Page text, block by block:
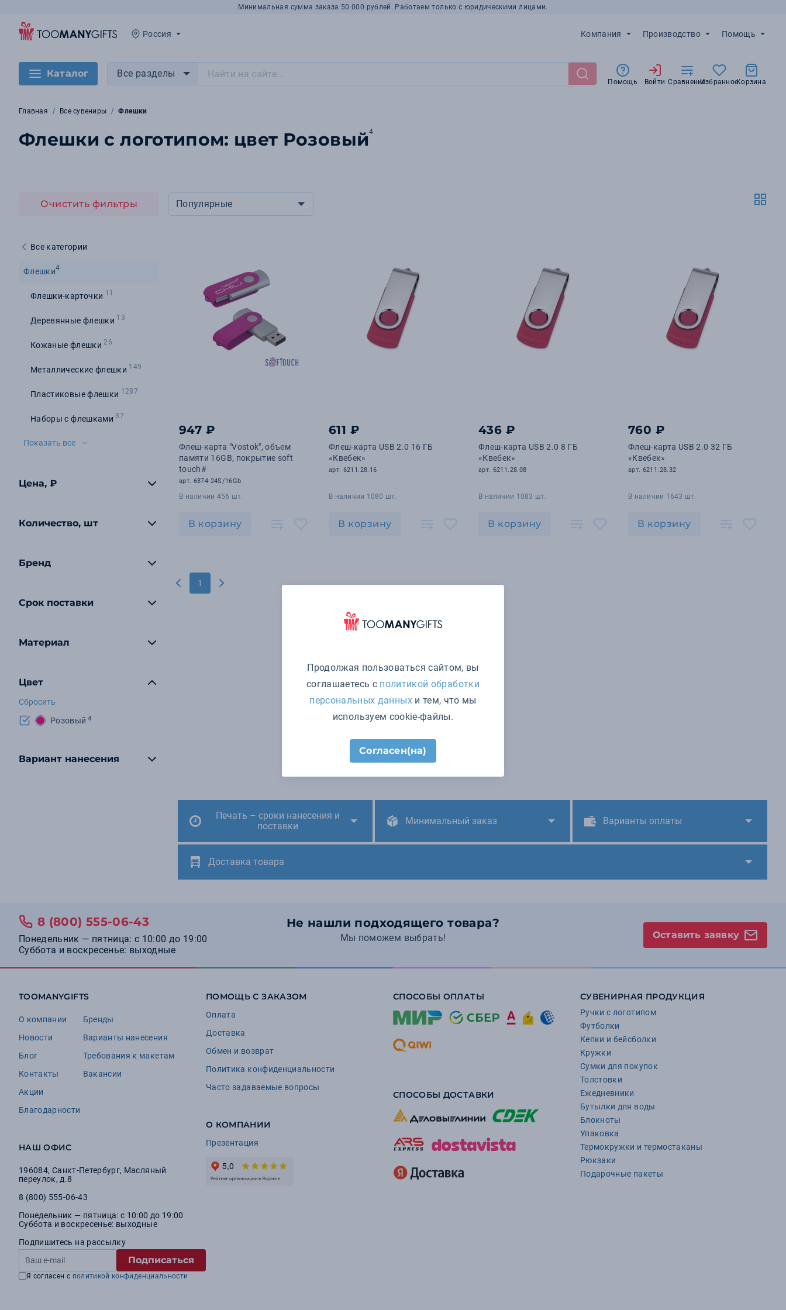
Минимальная сумма заказа 50 000 рублей. Работаем только с юридическими лицами.
Россия Компания Производство Помощь
Каталог Все разделы
Помощь Войти СравнениеИзбранноеКорзина
Главная Все сувениры Флешки
Флешки с логотипом: цвет Розовый4
Очистить фильтры
Все категории
Флешки4
Флешки-карточки 11
Деревянные флешки 13
Кожаные флешки26
Металлические флешки 149
Пластиковые флешки 1287
Наборы с флешками 37
Показать все
Цена, ₽
Количество, шт
Бренд
Срок поставки
Материал
Цвет
Сбросить
Розовый 4
Вариант нанесения
Популярные
947 ₽
Флеш-карта "Vostok", объем
памяти 16GB, покрытие soft
touch#
арт. 6874-24S/16Gb
В наличии 456 шт.
В корзину
611 ₽
Флеш-карта USB 2.0 16 ГБ
«Квебек»
арт. 6211.28.16
В наличии 1080 шт.
В корзину
436 ₽
Флеш-карта USB 2.0 8 ГБ
«Квебек»
арт. 6211.28.08
В наличии 1083 шт.
В корзину
760 ₽
Флеш-карта USB 2.0 32 ГБ
«Квебек»
арт. 6211.28.32
В наличии 1643 шт.
В корзину
1
Печать – сроки нанесения и
поставки
Минимальный заказ Варианты оплаты
Доставка товара
Не нашли подходящего товара?
Мы поможем выбрать!
8 (800) 555-06-43
Понедельник — пятница: с 10:00 до 19:00
Суббота и воскресенье: выходные
Оставить заявку
TOOMANYGIFTS
О компании
Новости
Блог
Контакты
Акции
Благодарности
Бренды
Варианты нанесения
Требования к макетам
Вакансии
НАШ ОФИС
196084, Санкт-Петербург, Масляный
переулок, д.8
8 (800) 555-06-43
Понедельник — пятница: с 10:00 до 19:00
Суббота и воскресенье: выходные
Подпишитесь на рассылку
Подписаться
Я согласен с политикой конфиденциальности
ПОМОЩЬ С ЗАКАЗОМ
Оплата
Доставка
Обмен и возврат
Политика конфиденциальности
Часто задаваемые вопросы
О КОМПАНИИ
Презентация
СПОСОБЫ ОПЛАТЫ
СПОСОБЫ ДОСТАВКИ
СУВЕНИРНАЯ ПРОДУКЦИЯ
Ручки с логотипом
Футболки
Кепки и бейсболки
Кружки
Сумки для покупок
Толстовки
Ежедневники
Бутылки для воды
Блокноты
Упаковка
Термокружки и термостаканы
Рюкзаки
Подарочные пакеты
Продолжая пользоваться сайтом, вы
соглашаетесь с политикой обработки
персональных данныхи тем, что мы
используем cookie-файлы.
Согласен(на)